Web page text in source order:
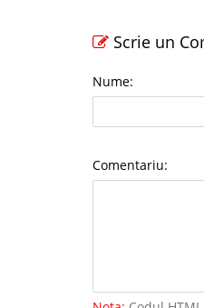
Scrie un
Nume:
Comentariu: